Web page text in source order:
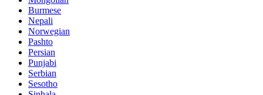
Burmese
Nepali
Norwegian
Pashto
Persian
Punjabi
Serbian
Sesotho